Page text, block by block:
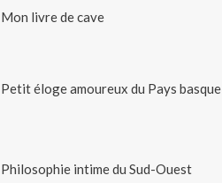
Mon livre de cave
Petit éloge amoureux du Pays basque
Philosophie intime du Sud-Ouest